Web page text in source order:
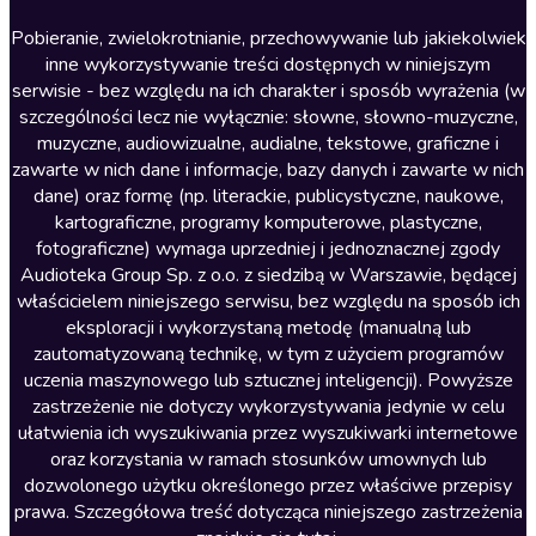
Literatura anglojęzyczna
Literatura faktu
Literatura obyczajowa
Literatura piękna obca
Literatura piękna polska
Nagrania relaksacyjne
Nauka języków
Nauki humanistyczne
Podcasty i audycje
Polityka
Prasa
Religia
Romans
Pobieranie, zwielokrotnianie, przechowywanie lub jakiekolwiek
inne wykorzystywanie treści dostępnych w niniejszym
serwisie - bez względu na ich charakter i sposób wyrażenia (w
szczególności lecz nie wyłącznie: słowne, słowno-muzyczne,
muzyczne, audiowizualne, audialne, tekstowe, graficzne i
zawarte w nich dane i informacje, bazy danych i zawarte w nich
dane) oraz formę (np. literackie, publicystyczne, naukowe,
kartograficzne, programy komputerowe, plastyczne,
fotograficzne) wymaga uprzedniej i jednoznacznej zgody
Audioteka Group Sp. z o.o. z siedzibą w Warszawie, będącej
właścicielem niniejszego serwisu, bez względu na sposób ich
eksploracji i wykorzystaną metodę (manualną lub
zautomatyzowaną technikę, w tym z użyciem programów
uczenia maszynowego lub sztucznej inteligencji). Powyższe
zastrzeżenie nie dotyczy wykorzystywania jedynie w celu
ułatwienia ich wyszukiwania przez wyszukiwarki internetowe
oraz korzystania w ramach stosunków umownych lub
dozwolonego użytku określonego przez właściwe przepisy
prawa. Szczegółowa treść dotycząca niniejszego zastrzeżenia